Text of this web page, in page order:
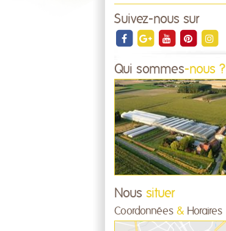
Suivez-nous sur
Qui sommes-nous ?
Nous situer
Coordonnées & Horaires